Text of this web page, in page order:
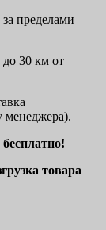
пределами
до 30 км от
менеджера).
бесплатно!
товара